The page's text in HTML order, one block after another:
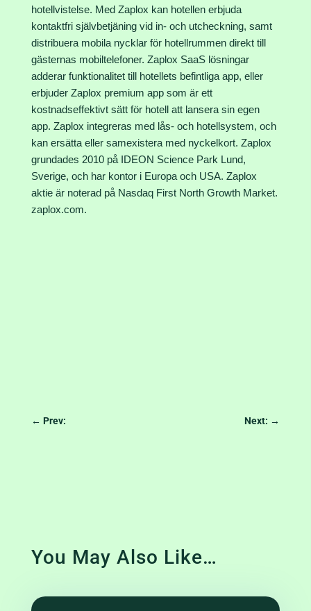
hotellvistelse. Med Zaplox kan hotellen erbjuda
kontaktfri självbetjäning vid in- och utcheckning, samt
distribuera mobila nycklar för hotellrummen direkt till
gästernas mobiltelefoner. Zaplox SaaS lösningar
adderar funktionalitet till hotellets befintliga app, eller
erbjuder Zaplox premium app som är ett
kostnadseffektivt sätt för hotell att lansera sin egen
app. Zaplox integreras med lås- och hotellsystem, och
kan ersätta eller samexistera med nyckelkort. Zaplox
grundades 2010 på IDEON Science Park Lund,
Sverige, och har kontor i Europa och USA. Zaplox
aktie är noterad på Nasdaq First North Growth Market.
zaplox.com.
← Prev: Next: →
You May Also Like…